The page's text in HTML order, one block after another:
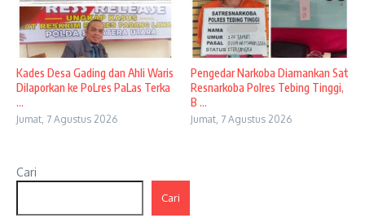
Kades Desa Gading dan Ahli Waris
Dilaporkan ke PoLres PaLas Terka
...
Jumat, 7 Agustus 2026
Pengedar Narkoba Diamankan Sat
Resnarkoba Polres Tebing Tinggi,
B ...
Jumat, 7 Agustus 2026
Cari
Cari